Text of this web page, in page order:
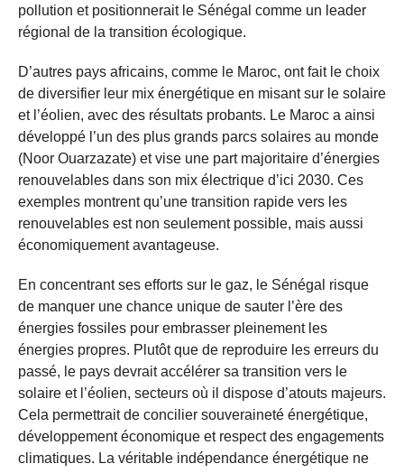
pollution et positionnerait le Sénégal comme un leader
régional de la transition écologique.
D’autres pays africains, comme le Maroc, ont fait le choix
de diversifier leur mix énergétique en misant sur le solaire
et l’éolien, avec des résultats probants. Le Maroc a ainsi
développé l’un des plus grands parcs solaires au monde
(Noor Ouarzazate) et vise une part majoritaire d’énergies
renouvelables dans son mix électrique d’ici 2030. Ces
exemples montrent qu’une transition rapide vers les
renouvelables est non seulement possible, mais aussi
économiquement avantageuse.
En concentrant ses efforts sur le gaz, le Sénégal risque
de manquer une chance unique de sauter l’ère des
énergies fossiles pour embrasser pleinement les
énergies propres. Plutôt que de reproduire les erreurs du
passé, le pays devrait accélérer sa transition vers le
solaire et l’éolien, secteurs où il dispose d’atouts majeurs.
Cela permettrait de concilier souveraineté énergétique,
développement économique et respect des engagements
climatiques. La véritable indépendance énergétique ne